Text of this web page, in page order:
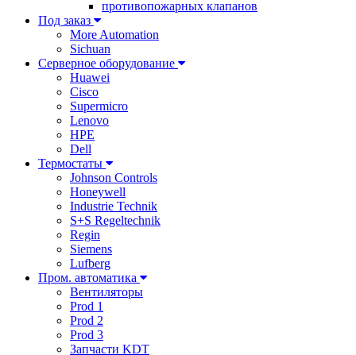
противопожарных клапанов
Под заказ
More Automation
Sichuan
Серверное оборудование
Huawei
Cisco
Supermicro
Lenovo
HPE
Dell
Термостаты
Johnson Controls
Honeywell
Industrie Technik
S+S Regeltechnik
Regin
Siemens
Lufberg
Пром. автоматика
Вентиляторы
Prod 1
Prod 2
Prod 3
Запчасти KDT